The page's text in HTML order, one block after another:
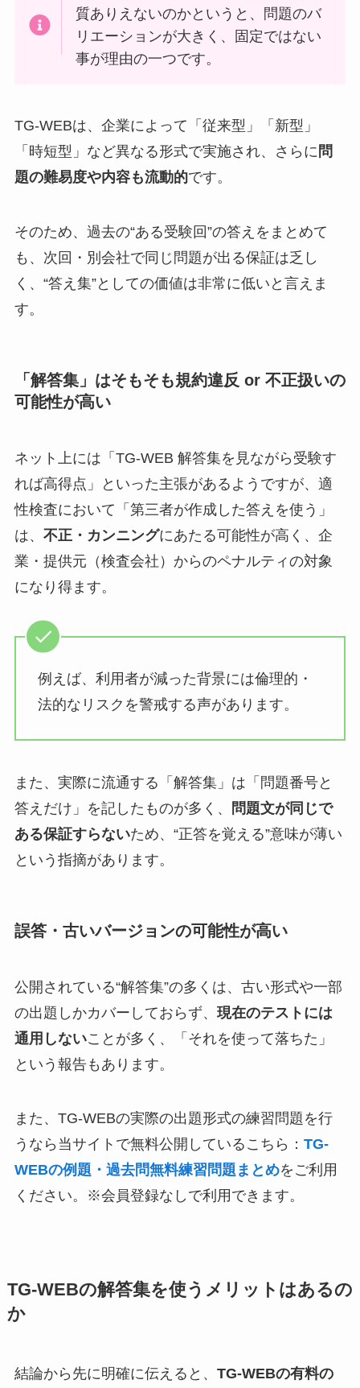
質ありえないのかというと、問題のバ
リエーションが大きく、固定ではない
事が理由の一つです。
TG-WEBは、企業によって「従来型」「新型」
「時短型」など異なる形式で実施され、さらに 問
題の難易度や内容も流動的です。
そのため、過去の“ある受験回”の答えをまとめて
も、次回・別会社で同じ問題が出る保証は乏し
く、“答え集”としての価値は非常に低いと言えま
す。
「解答集」はそもそも規約違反 or 不正扱いの
可能性が高い
ネット上には「TG-WEB 解答集を見ながら受験す
れば高得点」といった主張があるようですが、適
性検査において「第三者が作成した答えを使う」
は、 不正・カンニングにあたる可能性が高く、企
業・提供元（検査会社）からのペナルティの対象
になり得ます。
例えば、利用者が減った背景には倫理的・
法的なリスクを警戒する声があります。
また、実際に流通する「解答集」は「問題番号と
答えだけ」を記したものが多く、
問題文が同じで
ある保証すらないため、“正答を覚える”意味が薄い
という指摘があります。
誤答・古いバージョンの可能性が高い
公開されている“解答集”の多くは、古い形式や一部
の出題しかカバーしておらず、 現在のテストには
通用しないことが多く、「それを使って落ちた」
という報告もあります。
また、TG-WEBの実際の出題形式の練習問題を行
うなら当サイトで無料公開しているこちら： TG-
WEBの例題・過去問無料練習問題まとめをご利用
ください。※会員登録なしで利用できます。
TG-WEBの解答集を使うメリットはあるの
か
結論から先に明確に伝えると、 TG‑WEBの有料の